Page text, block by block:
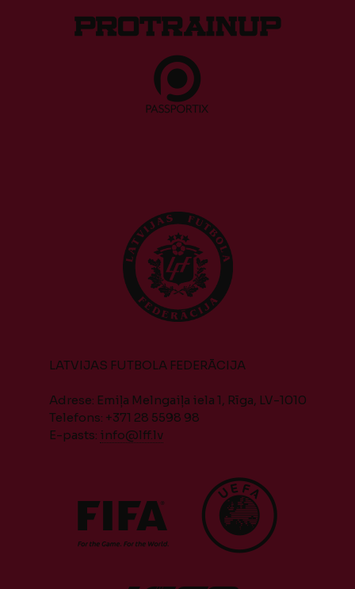
LATVIJAS FUTBOLA FEDERĀCIJA
Adrese: Emiļa Melngaiļa iela 1, Rīga, LV-1010
Telefons: +371 28 5598 98
E-pasts: info@lff.lv